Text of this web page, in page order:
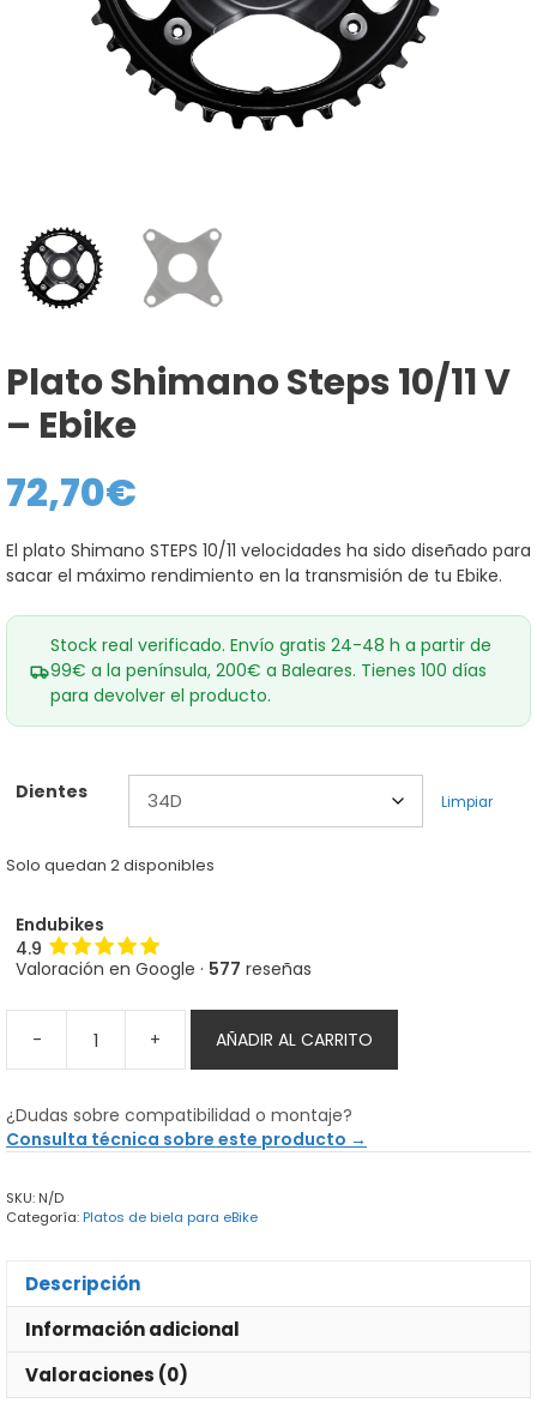
Plato Shimano Steps 10/11 V
– Ebike
72,70€
El plato Shimano STEPS 10/11 velocidades ha sido diseñado para
sacar el máximo rendimiento en la transmisión de tu Ebike.
Stock real verificado. Envío gratis 24-48 h a partir de
99€ a la península, 200€ a Baleares. Tienes 100 días
para devolver el producto.
Dientes Limpiar
Solo quedan 2 disponibles
Endubikes
4.9
Valoración en Google · 577 reseñas
-
Plato
Shimano
10/11
V
cantidad
+ AÑADIR AL CARRITO
¿Dudas sobre compatibilidad o montaje?
Consulta técnica sobre este producto →
SKU: N/D
Categoría:Platos de biela para eBike
Descripción
Información adicional
Valoraciones (0)